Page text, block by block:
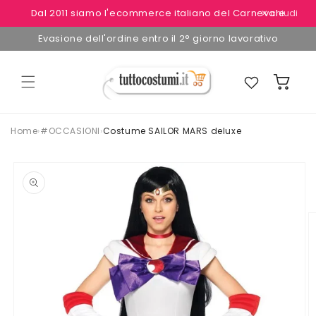
direttamente
ai contenuti
Dal 2011 siamo l'ecommerce italiano del Carnevale
✕ chiudi
Evasione dell'ordine entro il 2° giorno lavorativo
Preferiti Carrello
Home›#OCCASIONI›Costume SAILOR MARS deluxe